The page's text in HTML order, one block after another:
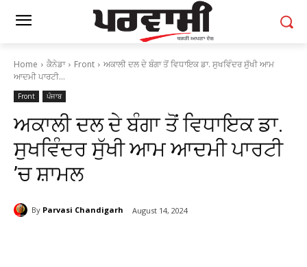
Home ਕੈਨੇਡਾ Front
ਅਕਾਲੀ ਦਲ ਦੇ ਬੰਗਾ ਤੋਂ ਵਿਧਾਇਕ ਡਾ. ਸੁਖਵਿੰਦਰ ਸੁੱਖੀ ਆਮ
ਆਦਮੀ ਪਾਰਟੀ...
Front ਪੰਜਾਬ
ਅਕਾਲੀ ਦਲ ਦੇ ਬੰਗਾ ਤੋਂ ਵਿਧਾਇਕ ਡਾ.
ਸੁਖਵਿੰਦਰ ਸੁੱਖੀ ਆਮ ਆਦਮੀ ਪਾਰਟੀ
’ਚ ਸ਼ਾਮਲ
By Parvasi Chandigarh August 14, 2024